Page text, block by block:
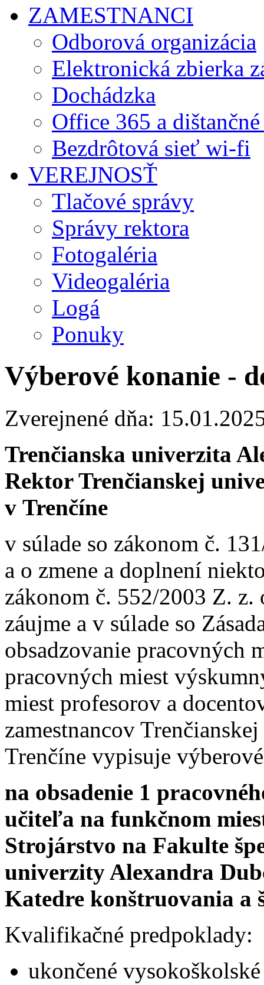
ZAMESTNANCI
Odborová organizácia
Elektronická zbierka
Dochádzka
Office 365 a
Bezdrôtová sieť wi-fi
VEREJNOSŤ
Tlačové správy
Správy rektora
Fotogaléria
Videogaléria
Logá
Ponuky
Výberové konanie -
Zverejnené dňa:
Trenčianska univerzita
Rektor Trenčianskej
v Trenčíne
v súlade so zákonom č.
a o zmene a doplnení
zákonom č. 552/2003 Z.
záujme a v súlade so
obsadzovanie pracovných
pracovných miest
miest profesorov a
zamestnancov
Trenčíne vypisuje
na obsadenie 1
učiteľa na funkčnom
Strojárstvo na Fakulte
univerzity Alexandra
Katedre konštruovania a
Kvalifikačné predpoklady:
ukončené